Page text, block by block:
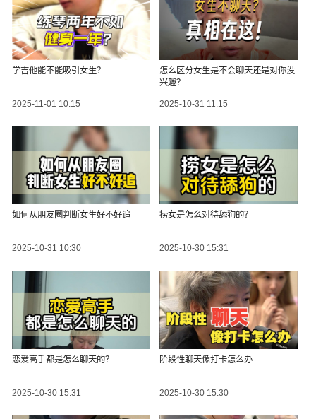
学吉他能不能吸引女生？
2025-11-01 10:15
怎么区分女生是不会聊天还是对你没
兴趣？
2025-10-31 11:15
如何从朋友圈判断女生好不好追
2025-10-31 10:30
捞女是怎么对待舔狗的？
2025-10-30 15:31
恋爱高手都是怎么聊天的？
2025-10-30 15:31
阶段性聊天像打卡怎么办
2025-10-30 15:30